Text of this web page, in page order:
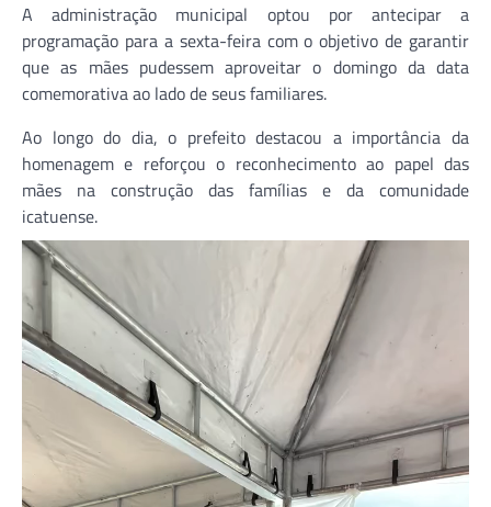
A administração municipal optou por antecipar a
programação para a sexta-feira com o objetivo de garantir
que as mães pudessem aproveitar o domingo da data
comemorativa ao lado de seus familiares.
Ao longo do dia, o prefeito destacou a importância da
homenagem e reforçou o reconhecimento ao papel das
mães na construção das famílias e da comunidade
icatuense.
Tocador
vídeo